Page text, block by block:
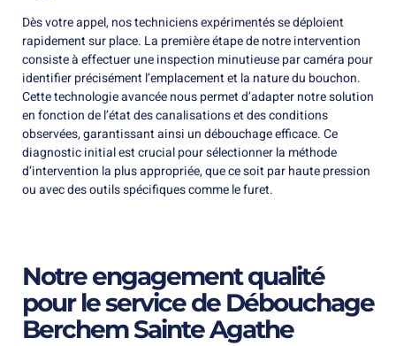
Dès votre appel, nos techniciens expérimentés se déploient
rapidement sur place. La première étape de notre intervention
consiste à effectuer une inspection minutieuse par caméra pour
identifier précisément l’emplacement et la nature du bouchon.
Cette technologie avancée nous permet d’adapter notre solution
en fonction de l’état des canalisations et des conditions
observées, garantissant ainsi un débouchage efficace. Ce
diagnostic initial est crucial pour sélectionner la méthode
d’intervention la plus appropriée, que ce soit par haute pression
ou avec des outils spécifiques comme le furet.
Notre engagement qualité
pour le service de Débouchage
Berchem Sainte Agathe